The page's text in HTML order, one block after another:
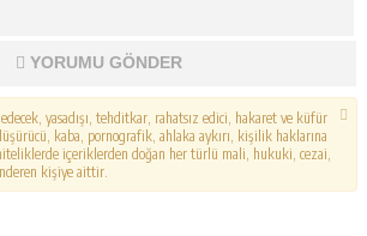
YORUMU GÖNDER
yasadışı, tehditkar, rahatsız edici, hakaret ve küfür
kaba, pornografik, ahlaka aykırı, kişilik haklarına
içeriklerden doğan her türlü mali, hukuki, cezai,
kişiye aittir.